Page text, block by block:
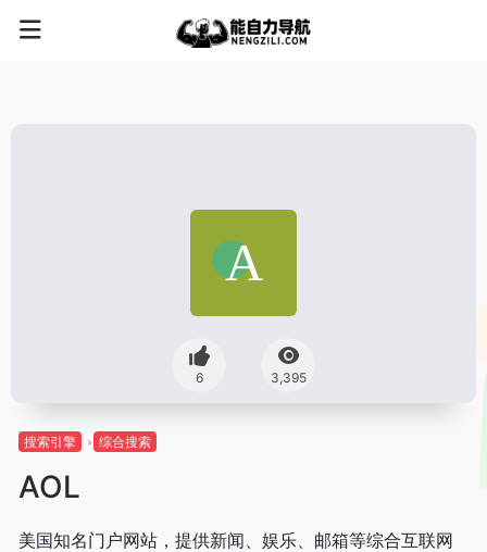
6 3,395
搜索引擎 综合搜索
AOL
美国知名门户网站，提供新闻、娱乐、邮箱等综合互联网